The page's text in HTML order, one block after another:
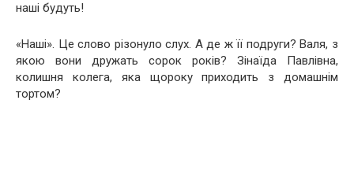
наші будуть!
«Наші». Це слово різонуло слух. А де ж її подруги? Валя, з
якою вони дружать сорок років? Зінаїда Павлівна,
колишня колега, яка щороку приходить з домашнім
тортом?